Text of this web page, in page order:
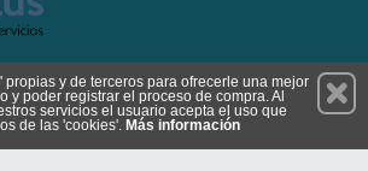
Suscríbete
propias y de terceros para ofrecerle una mejor
y poder registrar el proceso de compra. Al
servicios el usuario acepta el uso que
de las 'cookies'. Más información